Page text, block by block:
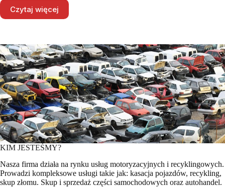
Czytaj więcej
KIM JESTEŚMY?
Nasza firma działa na rynku usług motoryzacyjnych i recyklingowych.
Prowadzi kompleksowe usługi takie jak: kasacja pojazdów, recykling,
skup złomu. Skup i sprzedaż części samochodowych oraz autohandel.